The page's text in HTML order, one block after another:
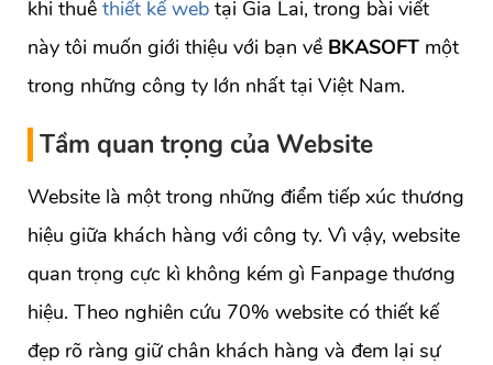
khi thuê thiết kế web tại Gia Lai, trong bài viết
này tôi muốn giới thiệu với bạn về BKASOFT một
trong những công ty lớn nhất tại Việt Nam.
Tầm quan trọng của Website
Website là một trong những điểm tiếp xúc thương
hiệu giữa khách hàng với công ty. Vì vậy, website
quan trọng cực kì không kém gì Fanpage thương
hiệu. Theo nghiên cứu 70% website có thiết kế
đẹp rõ ràng giữ chân khách hàng và đem lại sự